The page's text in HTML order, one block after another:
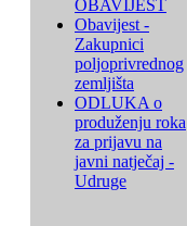
OBAVIJEST
Obavijest -
Zakupnici
poljoprivrednog
zemljišta
ODLUKA o
produženju roka
za prijavu na
javni natječaj -
Udruge